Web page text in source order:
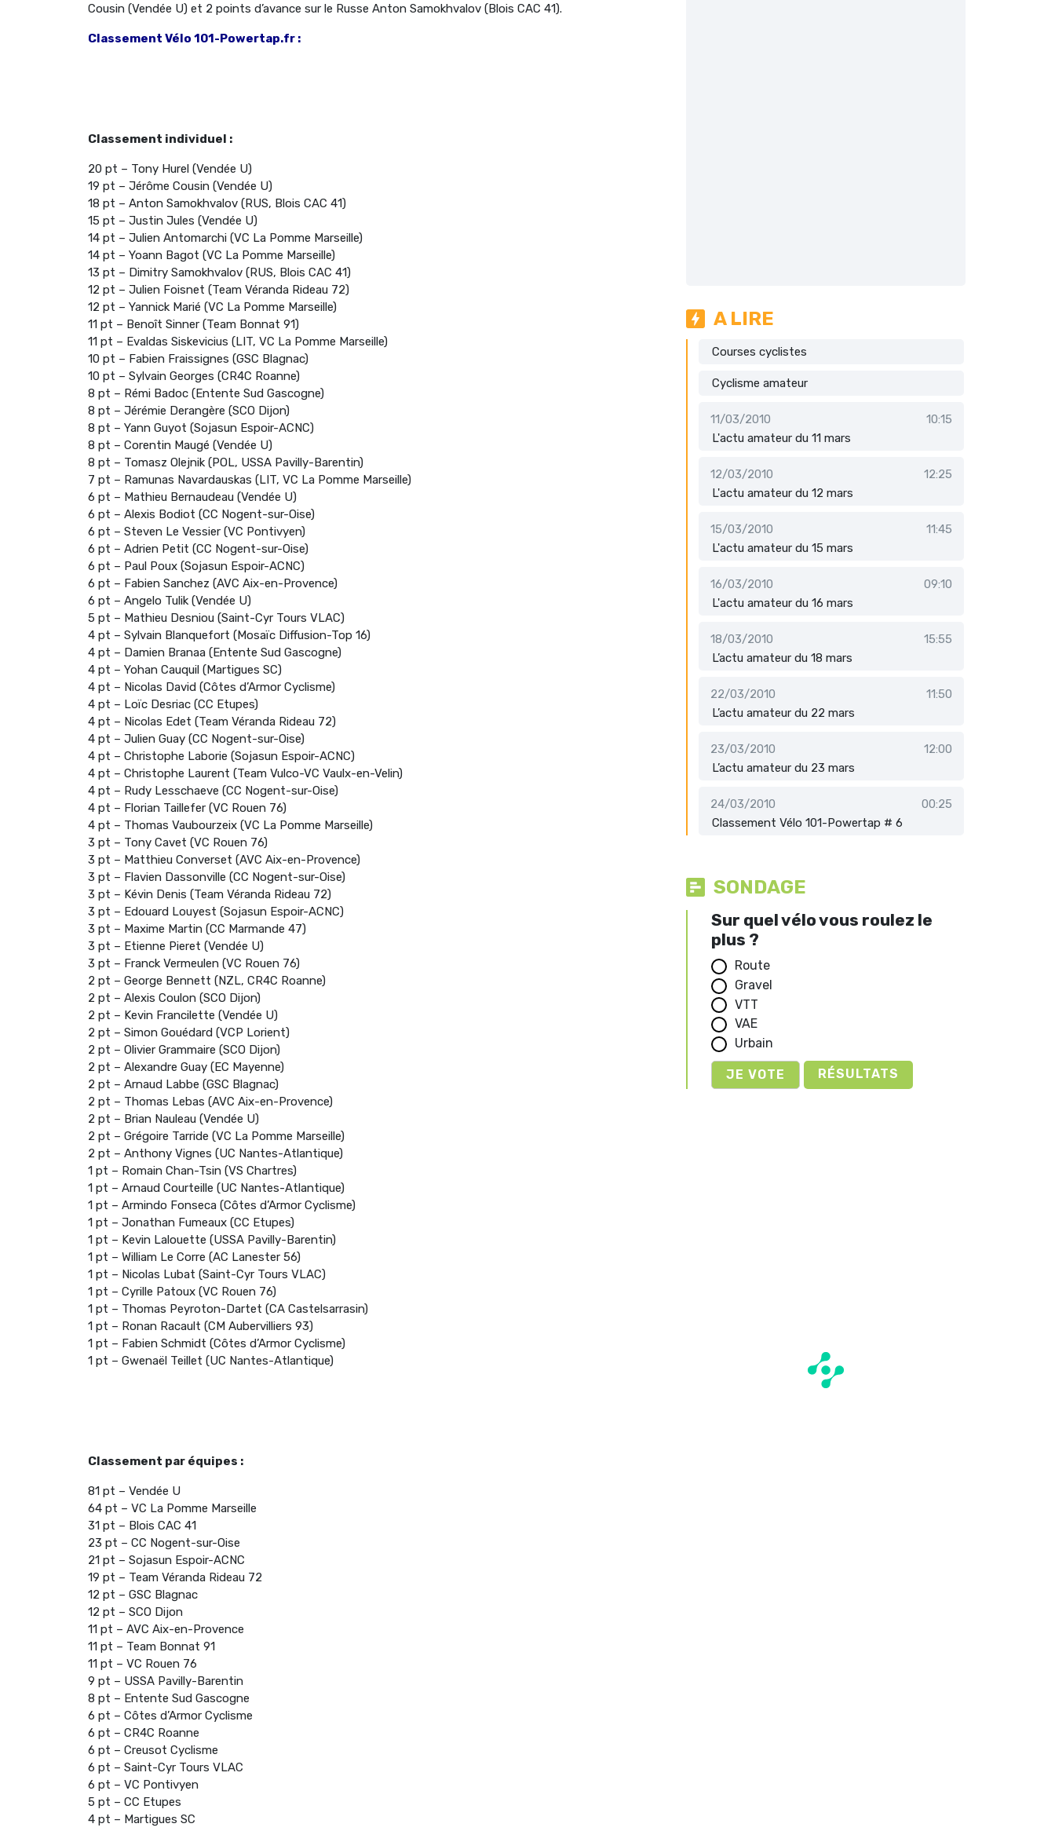
Cousin (Vendée U) et 2 points d’avance sur le Russe Anton Samokhvalov (Blois CAC 41).
Classement Vélo 101-Powertap.fr :
Classement individuel :
20 pt – Tony Hurel (Vendée U)
19 pt – Jérôme Cousin (Vendée U)
18 pt – Anton Samokhvalov (RUS, Blois CAC 41)
15 pt – Justin Jules (Vendée U)
14 pt – Julien Antomarchi (VC La Pomme Marseille)
14 pt – Yoann Bagot (VC La Pomme Marseille)
13 pt – Dimitry Samokhvalov (RUS, Blois CAC 41)
12 pt – Julien Foisnet (Team Véranda Rideau 72)
12 pt – Yannick Marié (VC La Pomme Marseille)
11 pt – Benoît Sinner (Team Bonnat 91)
11 pt – Evaldas Siskevicius (LIT, VC La Pomme Marseille)
10 pt – Fabien Fraissignes (GSC Blagnac)
10 pt – Sylvain Georges (CR4C Roanne)
8 pt – Rémi Badoc (Entente Sud Gascogne)
8 pt – Jérémie Derangère (SCO Dijon)
8 pt – Yann Guyot (Sojasun Espoir-ACNC)
8 pt – Corentin Maugé (Vendée U)
8 pt – Tomasz Olejnik (POL, USSA Pavilly-Barentin)
7 pt – Ramunas Navardauskas (LIT, VC La Pomme Marseille)
6 pt – Mathieu Bernaudeau (Vendée U)
6 pt – Alexis Bodiot (CC Nogent-sur-Oise)
6 pt – Steven Le Vessier (VC Pontivyen)
6 pt – Adrien Petit (CC Nogent-sur-Oise)
6 pt – Paul Poux (Sojasun Espoir-ACNC)
6 pt – Fabien Sanchez (AVC Aix-en-Provence)
6 pt – Angelo Tulik (Vendée U)
5 pt – Mathieu Desniou (Saint-Cyr Tours VLAC)
4 pt – Sylvain Blanquefort (Mosaïc Diffusion-Top 16)
4 pt – Damien Branaa (Entente Sud Gascogne)
4 pt – Yohan Cauquil (Martigues SC)
4 pt – Nicolas David (Côtes d’Armor Cyclisme)
4 pt – Loïc Desriac (CC Etupes)
4 pt – Nicolas Edet (Team Véranda Rideau 72)
4 pt – Julien Guay (CC Nogent-sur-Oise)
4 pt – Christophe Laborie (Sojasun Espoir-ACNC)
4 pt – Christophe Laurent (Team Vulco-VC Vaulx-en-Velin)
4 pt – Rudy Lesschaeve (CC Nogent-sur-Oise)
4 pt – Florian Taillefer (VC Rouen 76)
4 pt – Thomas Vaubourzeix (VC La Pomme Marseille)
3 pt – Tony Cavet (VC Rouen 76)
3 pt – Matthieu Converset (AVC Aix-en-Provence)
3 pt – Flavien Dassonville (CC Nogent-sur-Oise)
3 pt – Kévin Denis (Team Véranda Rideau 72)
3 pt – Edouard Louyest (Sojasun Espoir-ACNC)
3 pt – Maxime Martin (CC Marmande 47)
3 pt – Etienne Pieret (Vendée U)
3 pt – Franck Vermeulen (VC Rouen 76)
2 pt – George Bennett (NZL, CR4C Roanne)
2 pt – Alexis Coulon (SCO Dijon)
2 pt – Kevin Francilette (Vendée U)
2 pt – Simon Gouédard (VCP Lorient)
2 pt – Olivier Grammaire (SCO Dijon)
2 pt – Alexandre Guay (EC Mayenne)
2 pt – Arnaud Labbe (GSC Blagnac)
2 pt – Thomas Lebas (AVC Aix-en-Provence)
2 pt – Brian Nauleau (Vendée U)
2 pt – Grégoire Tarride (VC La Pomme Marseille)
2 pt – Anthony Vignes (UC Nantes-Atlantique)
1 pt – Romain Chan-Tsin (VS Chartres)
1 pt – Arnaud Courteille (UC Nantes-Atlantique)
1 pt – Armindo Fonseca (Côtes d’Armor Cyclisme)
1 pt – Jonathan Fumeaux (CC Etupes)
1 pt – Kevin Lalouette (USSA Pavilly-Barentin)
1 pt – William Le Corre (AC Lanester 56)
1 pt – Nicolas Lubat (Saint-Cyr Tours VLAC)
1 pt – Cyrille Patoux (VC Rouen 76)
1 pt – Thomas Peyroton-Dartet (CA Castelsarrasin)
1 pt – Ronan Racault (CM Aubervilliers 93)
1 pt – Fabien Schmidt (Côtes d’Armor Cyclisme)
1 pt – Gwenaël Teillet (UC Nantes-Atlantique)
Classement par équipes :
81 pt – Vendée U
64 pt – VC La Pomme Marseille
31 pt – Blois CAC 41
23 pt – CC Nogent-sur-Oise
21 pt – Sojasun Espoir-ACNC
19 pt – Team Véranda Rideau 72
12 pt – GSC Blagnac
12 pt – SCO Dijon
11 pt – AVC Aix-en-Provence
11 pt – Team Bonnat 91
11 pt – VC Rouen 76
9 pt – USSA Pavilly-Barentin
8 pt – Entente Sud Gascogne
6 pt – Côtes d’Armor Cyclisme
6 pt – CR4C Roanne
6 pt – Creusot Cyclisme
6 pt – Saint-Cyr Tours VLAC
6 pt – VC Pontivyen
5 pt – CC Etupes
4 pt – Martigues SC
A LIRE
Courses cyclistes
Cyclisme amateur
11/03/2010
10:15
L'actu amateur du 11 mars
12/03/2010
12:25
L'actu amateur du 12 mars
15/03/2010
11:45
L'actu amateur du 15 mars
16/03/2010
09:10
L'actu amateur du 16 mars
18/03/2010
15:55
L’actu amateur du 18 mars
22/03/2010
11:50
L’actu amateur du 22 mars
23/03/2010
12:00
L’actu amateur du 23 mars
24/03/2010
00:25
Classement Vélo 101-Powertap # 6
SONDAGE
Sur quel vélo vous roulez le
plus ?
Route
Gravel
VTT
VAE
Urbain
RÉSULTATS